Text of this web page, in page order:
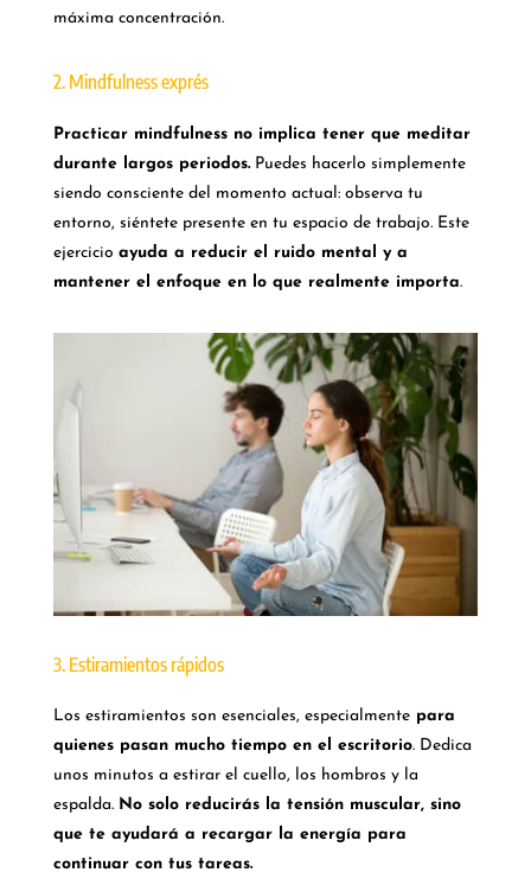
máxima concentración.
2. Mindfulness exprés
Practicar mindfulness no implica tener que meditar
durante largos periodos.Puedes hacerlo simplemente
siendo consciente del momento actual: observa tu
entorno, siéntete presente en tu espacio de trabajo. Este
ejercicio ayuda a reducir el ruido mental y a
mantener el enfoque en lo que realmente importa.
3. Estiramientos rápidos
Los estiramientos son esenciales, especialmentepara
quienes pasan mucho tiempo en el escritorio. Dedica
unos minutos a estirar el cuello, los hombros y la
espalda. No solo reducirás la tensión muscular, sino
que te ayudará a recargar la energía para
continuar con tus tareas.